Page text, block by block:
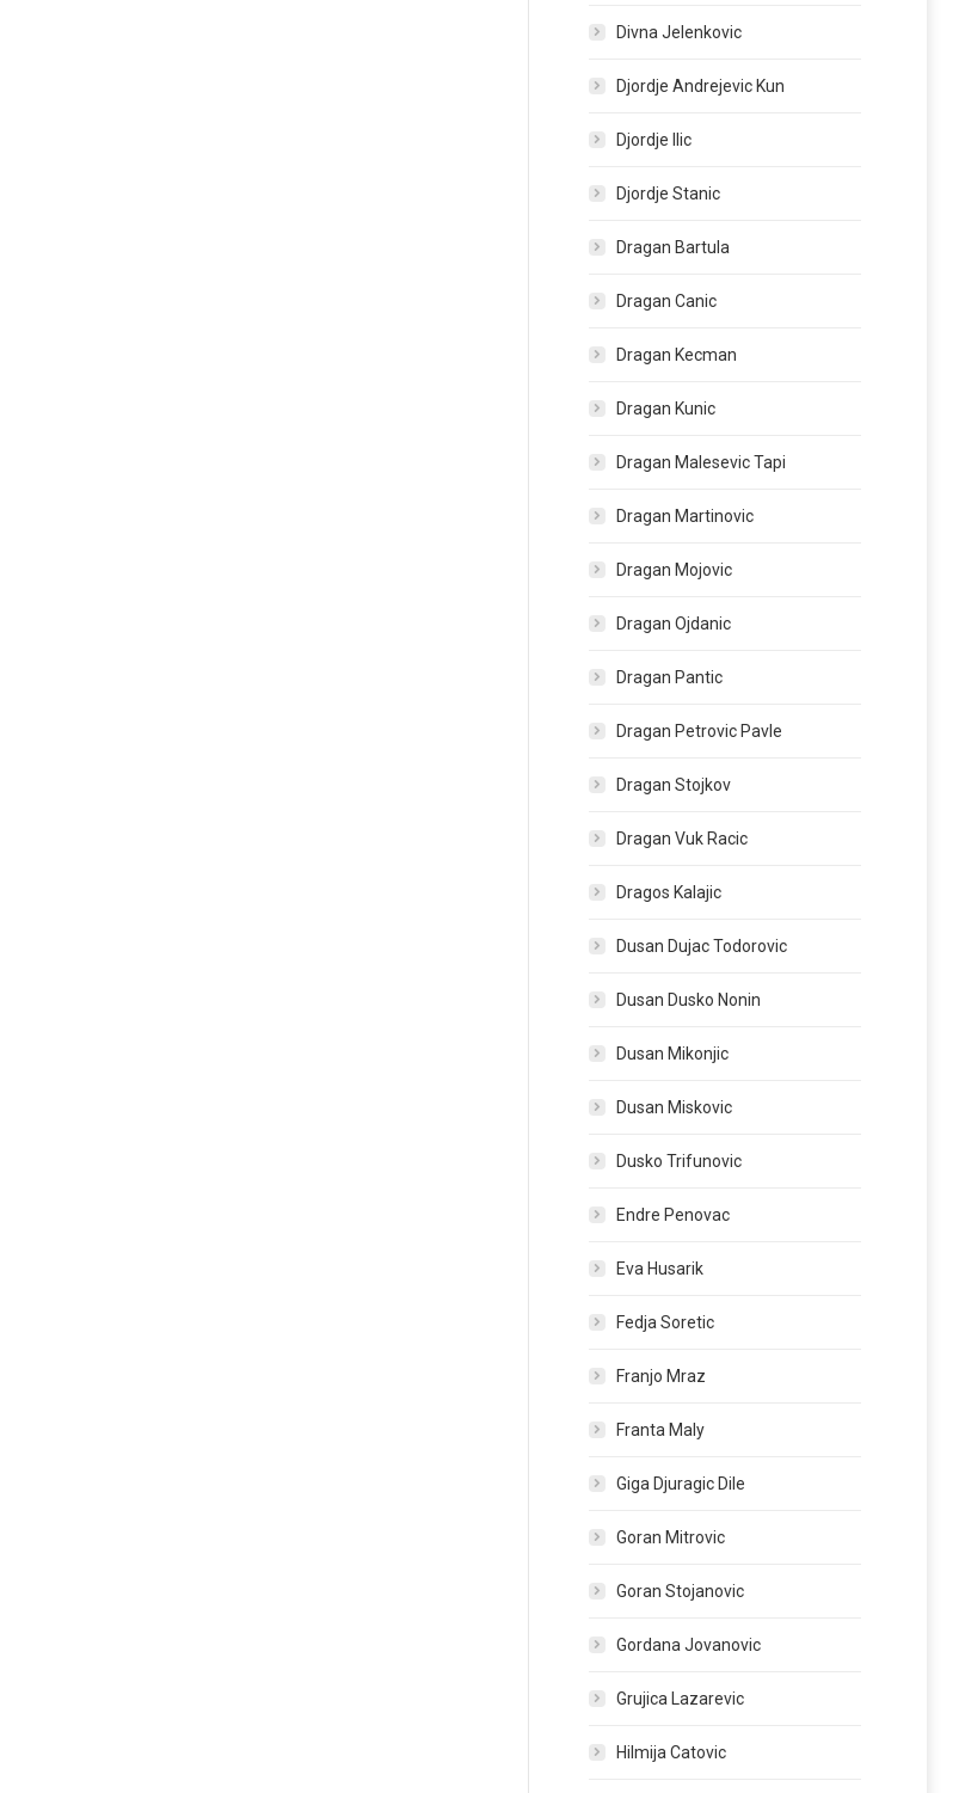
Divna Jelenkovic
Djordje Andrejevic Kun
Djordje Ilic
Djordje Stanic
Dragan Bartula
Dragan Canic
Dragan Kecman
Dragan Kunic
Dragan Malesevic Tapi
Dragan Martinovic
Dragan Mojovic
Dragan Ojdanic
Dragan Pantic
Dragan Petrovic Pavle
Dragan Stojkov
Dragan Vuk Racic
Dragos Kalajic
Dusan Dujac Todorovic
Dusan Dusko Nonin
Dusan Mikonjic
Dusan Miskovic
Dusko Trifunovic
Endre Penovac
Eva Husarik
Fedja Soretic
Franjo Mraz
Franta Maly
Giga Djuragic Dile
Goran Mitrovic
Goran Stojanovic
Gordana Jovanovic
Grujica Lazarevic
Hilmija Catovic